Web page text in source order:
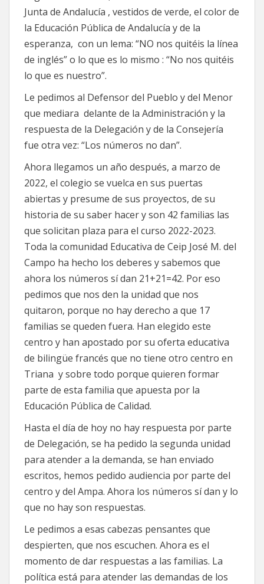
Junta de Andalucía , vestidos de verde, el color de
la Educación Pública de Andalucía y de la
esperanza, con un lema: “NO nos quitéis la línea
de inglés” o lo que es lo mismo : “No nos quitéis
lo que es nuestro”.
Le pedimos al Defensor del Pueblo y del Menor
que mediara delante de la Administración y la
respuesta de la Delegación y de la Consejería
fue otra vez: “Los números no dan”.
Ahora llegamos un año después, a marzo de
2022, el colegio se vuelca en sus puertas
abiertas y presume de sus proyectos, de su
historia de su saber hacer y son 42 familias las
que solicitan plaza para el curso 2022-2023.
Toda la comunidad Educativa de Ceip José M. del
Campo ha hecho los deberes y sabemos que
ahora los números sí dan 21+21=42. Por eso
pedimos que nos den la unidad que nos
quitaron, porque no hay derecho a que 17
familias se queden fuera. Han elegido este
centro y han apostado por su oferta educativa
de bilingüe francés que no tiene otro centro en
Triana y sobre todo porque quieren formar
parte de esta familia que apuesta por la
Educación Pública de Calidad.
Hasta el día de hoy no hay respuesta por parte
de Delegación, se ha pedido la segunda unidad
para atender a la demanda, se han enviado
escritos, hemos pedido audiencia por parte del
centro y del Ampa. Ahora los números sí dan y lo
que no hay son respuestas.
Le pedimos a esas cabezas pensantes que
despierten, que nos escuchen. Ahora es el
momento de dar respuestas a las familias. La
política está para atender las demandas de los